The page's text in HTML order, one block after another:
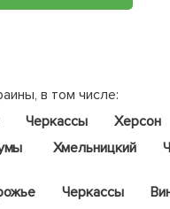
в том числе:
Черкассы Херсон
Хмельницкий
Черкассы